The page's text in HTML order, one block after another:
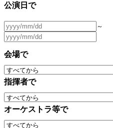
公演日で
～
会場で
指揮者で
オーケストラ等で